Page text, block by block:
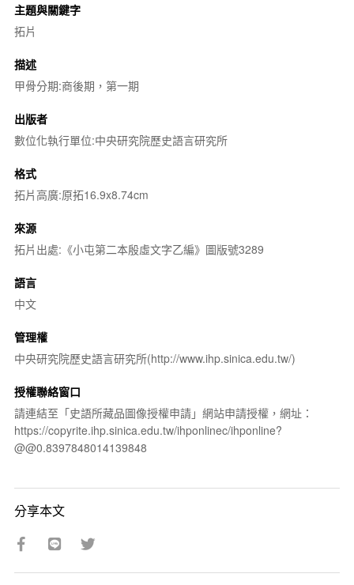
主題與關鍵字
拓片
描述
甲骨分期:商後期，第一期
出版者
數位化執行單位:中央研究院歷史語言研究所
格式
拓片高廣:原拓16.9x8.74cm
來源
拓片出處:《小屯第二本殷虛文字乙編》圖版號3289
語言
中文
管理權
中央研究院歷史語言研究所(http://www.ihp.sinica.edu.tw/)
授權聯絡窗口
請連結至「史語所藏品圖像授權申請」網站申請授權，網址：
https://copyrite.ihp.sinica.edu.tw/ihponlinec/ihponline?
@@0.8397848014139848
分享本文